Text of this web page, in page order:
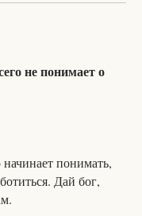
не понимает о
понимать,
Дай бог,